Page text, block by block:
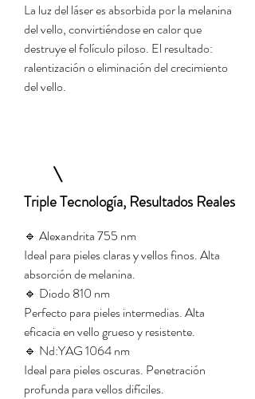
La luz del láser es absorbida por la melanina
del vello, convirtiéndose en calor que
destruye el folículo piloso. El resultado:
ralentización o eliminación del crecimiento
del vello.
Triple Tecnología, Resultados Reales
🔹 Alexandrita 755 nm
Ideal para pieles claras y vellos finos. Alta
absorción de melanina.
🔹 Diodo 810 nm
Perfecto para pieles intermedias. Alta
eficacia en vello grueso y resistente.
🔹 Nd:YAG 1064 nm
Ideal para pieles oscuras. Penetración
profunda para vellos difíciles.